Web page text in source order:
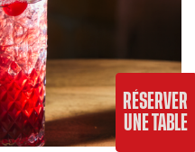
RÉSERVER
UNE TABLE